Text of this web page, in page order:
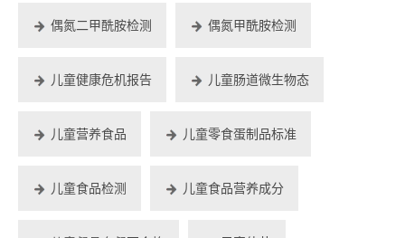
偶氮二甲酰胺检测 偶氮甲酰胺检测
儿童健康危机报告 儿童肠道微生物态
儿童营养食品 儿童零食蛋制品标准
儿童食品检测 儿童食品营养成分